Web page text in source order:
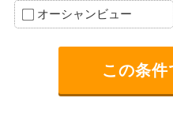
オーシャンビュー